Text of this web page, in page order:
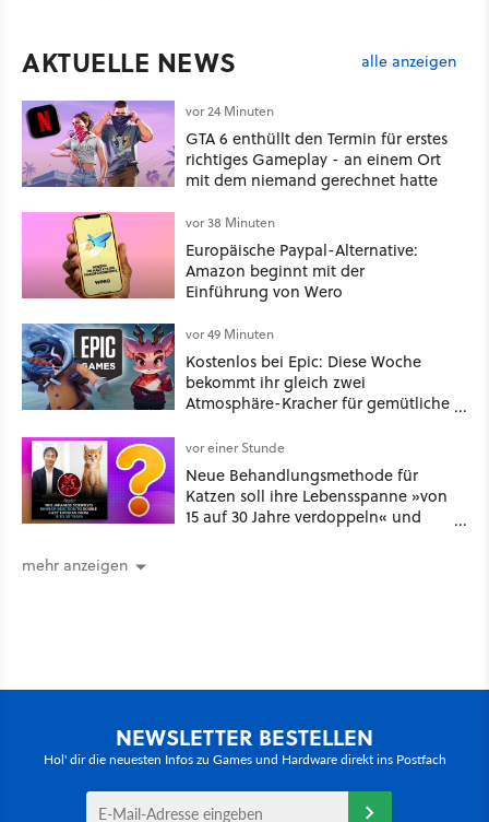
AKTUELLE NEWS alle anzeigen
vor 24 Minuten
GTA 6 enthüllt den Termin für erstes
richtiges Gameplay - an einem Ort
mit dem niemand gerechnet hatte
vor 38 Minuten
Europäische Paypal-Alternative:
Amazon beginnt mit der
Einführung von Wero
vor 49 Minuten
Kostenlos bei Epic: Diese Woche
bekommt ihr gleich zwei
Atmosphäre-Kracher für gemütliche
vor einer Stunde
Neue Behandlungsmethode für
Katzen soll ihre Lebensspanne »von
15 auf 30 Jahre verdoppeln« und
mehr anzeigen
NEWSLETTER BESTELLEN
Hol' dir die neuesten Infos zu Games und Hardware direkt ins Postfach